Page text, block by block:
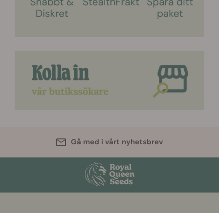
Gå med i vårt nyhetsbrev